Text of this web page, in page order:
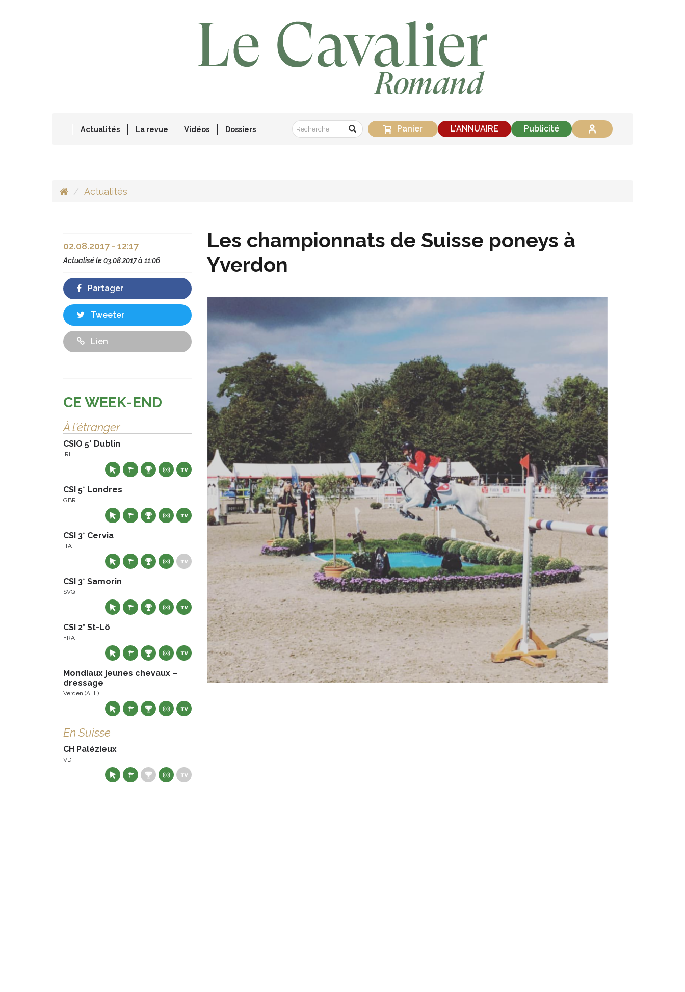
Actualités La revue Vidéos Dossiers Panier L'ANNUAIRE Publicité
Actualités
Les championnats de Suisse poneys à
Yverdon
02.08.2017 - 12:17
Actualisé le03.08.2017 à 11:06
Partager
Tweeter
Lien
CE WEEK-END
À l'étranger
CSIO 5* Dublin
IRL
CSI 5* Londres
GBR
CSI 3* Cervia
ITA
CSI 3* Samorin
SVQ
CSI 2* St-Lô
FRA
Mondiaux jeunes chevaux –
dressage
Verden (ALL)
En Suisse
CH Palézieux
VD